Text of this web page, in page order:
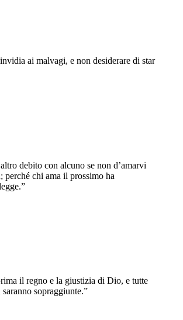
ai malvagi, e non desiderare di star
debito con alcuno se non d’amarvi
perché chi ama il prossimo ha
”
il regno e la giustizia di Dio, e tutte
saranno sopraggiunte.”